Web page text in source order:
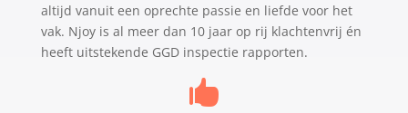
altijd vanuit een oprechte passie en liefde voor het
vak. Njoy is al meer dan 10 jaar op rij klachtenvrij én
heeft uitstekende GGD inspectie rapporten.
